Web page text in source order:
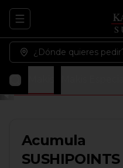
Abrir menu de
¿Dónde quieres
Acumula
SUSHIPOINTS